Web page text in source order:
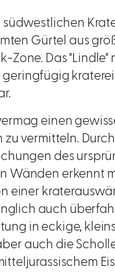
Gürtel aus
Das "Lindle"
geringfügig
einen
vermitteln.
des
Wänden erkennt
einer
auch
in eckige,
auch die